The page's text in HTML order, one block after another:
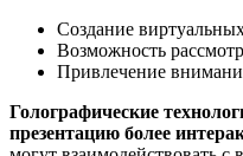
Создание
Возможность
Привлечение
Голографические
презентацию более